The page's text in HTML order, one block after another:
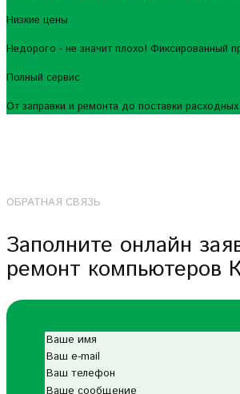
Низкие цены
Недорого - не значит плохо! Фиксированный
Полный сервис
От заправки и ремонта до поставки
ОБРАТНАЯ СВЯЗЬ
Заполните онлайн
ремонт компьютеров